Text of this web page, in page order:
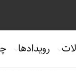
رویدادها